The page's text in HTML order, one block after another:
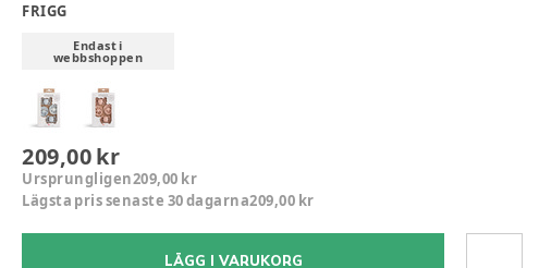
FRIGG
Endast i
webbshoppen
209,00 kr
Ursprungligen209,00 kr
Lägsta pris senaste 30 dagarna209,00 kr
LÄGG I VARUKORG